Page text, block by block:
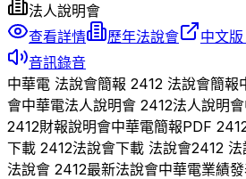
法人說明會
查看詳情
歷年法說會 中文
音訊錄音
中華電 法說會簡報 2412 法說會簡報
會中華電法人說明會 2412法人說明會
2412財報說明會中華電簡報PDF
下載 2412法說會下載 法說會2412 法
法說會 2412最新法說會中華電業績